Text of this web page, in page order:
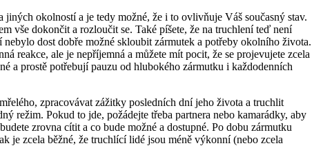
okolností a je tedy možné, že i to ovlivňuje Váš současný stav.
vše dokončit a rozloučit se. Také píšete, že na truchlení teď není
dost dobře možné skloubit zármutek a potřeby okolního života.
reakce, ale je nepříjemná a můžete mít pocit, že se projevujete zcela
a prostě potřebují pauzu od hlubokého zármutku i každodenních
zpracovávat zážitky posledních dní jeho života a truchlit
režim. Pokud to jde, požádejte třeba partnera nebo kamarádky, aby
zrovna cítit a co bude možné a dostupné. Po dobu zármutku
je zcela běžné, že truchlící lidé jsou méně výkonní (nebo zcela